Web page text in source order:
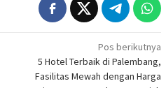
Pos berikutnya
5 Hotel Terbaik di Palembang,
Fasilitas Mewah dengan Harga